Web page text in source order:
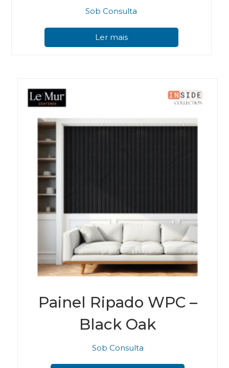
Sob Consulta
Ler mais
Painel Ripado WPC –
Black Oak
Sob Consulta